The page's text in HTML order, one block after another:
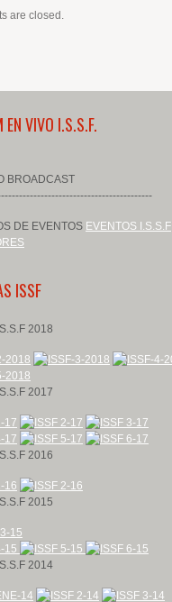
are closed.
EN VIVO I.S.S.F.
BROADCAST
DE EVENTOS EVENTOS I.S.S.F
ISSF
2018
2017
2016
2015
2014